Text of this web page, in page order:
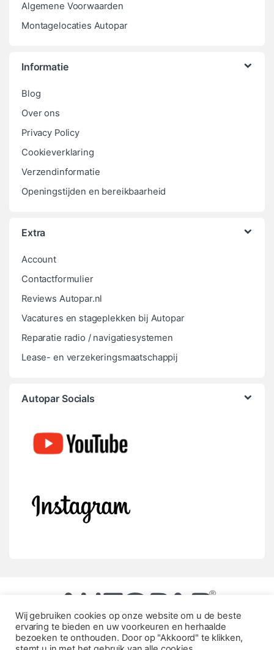
Algemene Voorwaarden
Montagelocaties Autopar
Informatie
Blog
Over ons
Privacy Policy
Cookieverklaring
Verzendinformatie
Openingstijden en bereikbaarheid
Extra
Account
Contactformulier
Reviews Autopar.nl
Vacatures en stageplekken bij Autopar
Reparatie radio / navigatiesystemen
Lease- en verzekeringsmaatschappij
Autopar Socials
Wij gebruiken cookies op onze website om u de beste
ervaring te bieden en uw voorkeuren en herhaalde
bezoeken te onthouden. Door op "Akkoord" te klikken,